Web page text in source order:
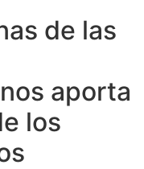
de las
aporta
los